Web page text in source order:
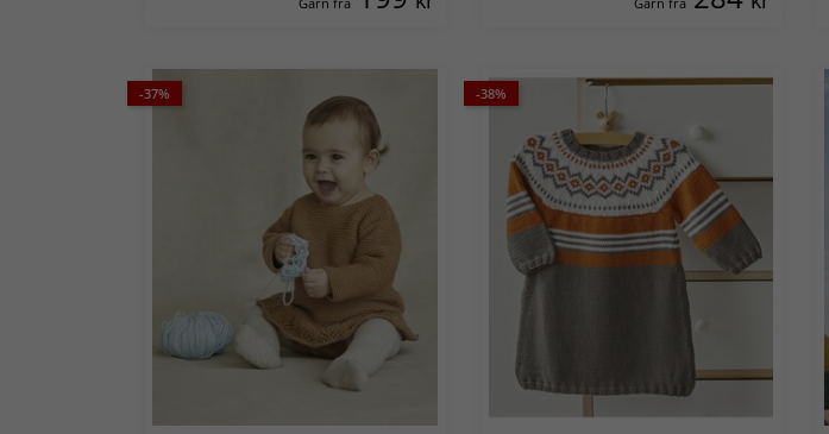
-37% -38%